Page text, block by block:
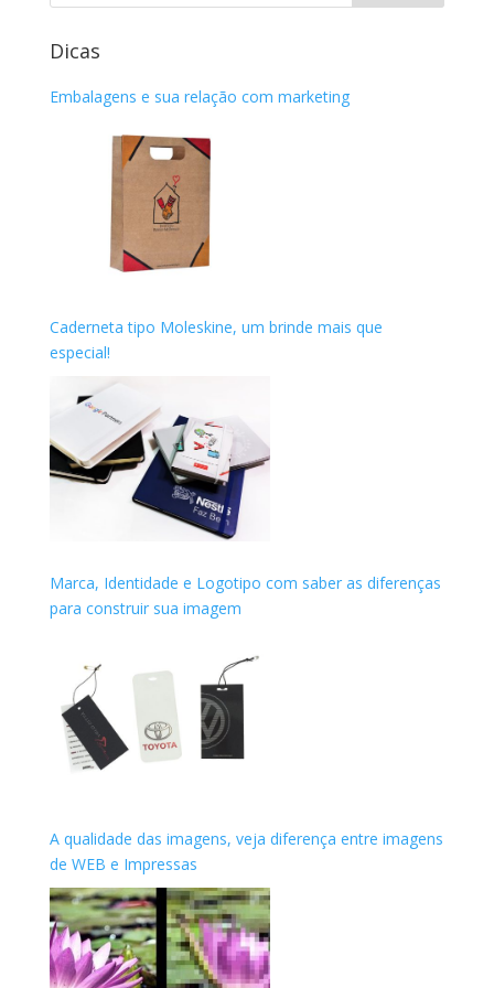
Dicas
Embalagens e sua relação com marketing
Caderneta tipo Moleskine, um brinde mais que
especial!
Marca, Identidade e Logotipo com saber as diferenças
para construir sua imagem
A qualidade das imagens, veja diferença entre imagens
de WEB e Impressas